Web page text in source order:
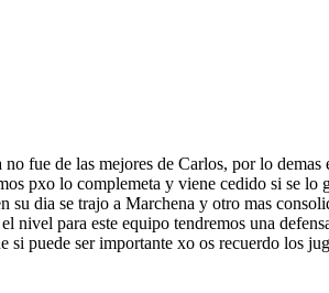
fue de las mejores de Carlos, por lo
pxo lo complemeta y viene cedido si se
dia se trajo a Marchena y otro mas
nivel para este equipo tendremos una
puede ser importante xo os recuerdo los